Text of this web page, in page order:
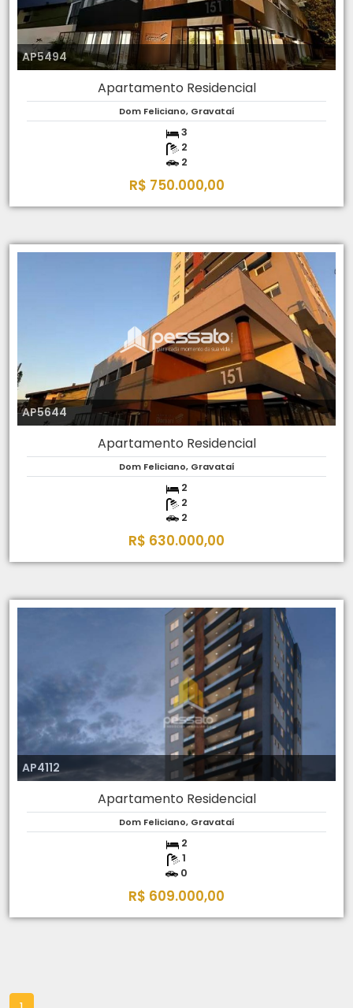
AP5494
Apartamento Residencial
Dom Feliciano, Gravataí
3
2
2
R$ 750.000,00
AP5644
Apartamento Residencial
Dom Feliciano, Gravataí
2
2
2
R$ 630.000,00
AP4112
Apartamento Residencial
Dom Feliciano, Gravataí
2
1
0
R$ 609.000,00